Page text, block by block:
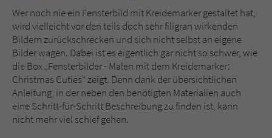
Wer noch nie ein Fensterbild mit Kreidemarker gestaltet hat,
wird vielleicht vor den teils doch sehr filigran wirkenden
Bildern zurückschrecken und sich nicht selbst an eigene
Bilder wagen. Dabei ist es eigentlich gar nicht so schwer, wie
die Box „Fensterbilder - Malen mit dem Kreidemarker:
Christmas Cuties“ zeigt. Denn dank der übersichtlichen
Anleitung, in der neben den benötigten Materialien auch
eine Schritt-für-Schritt Beschreibung zu finden ist, kann
nicht mehr viel schief gehen.